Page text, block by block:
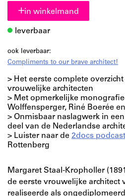
in winkelmand
leverbaar
ook leverbaar:
Compliments to our brave architect!
> Het eerste complete
vrouwelijke architecten
> Met opmerkelijke
Wolffensperger, Riné Boerée
> Onmisbaar naslagwerk in
deel van de Nederlandse
> Luister naar de 2docs
Rottenberg
Margaret Staal-Kropholler
de eerste vrouwelijke architect
realiseerde als